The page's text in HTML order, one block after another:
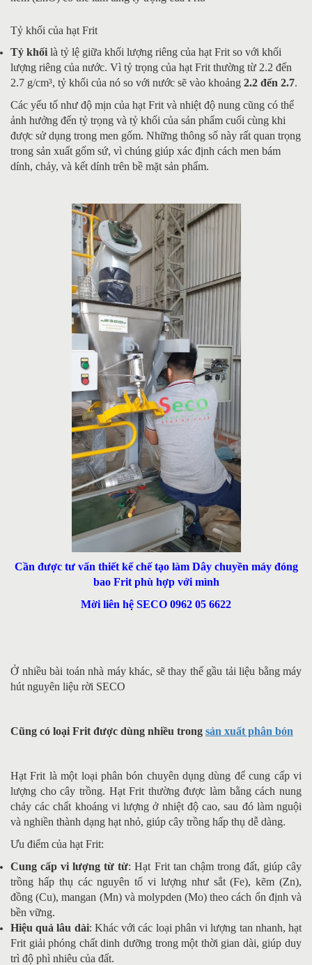
Tỷ khối của hạt Frit
Tỷ khối là tỷ lệ giữa khối lượng riêng của hạt Frit so với khối
lượng riêng của nước. Vì tỷ trọng của hạt Frit thường từ 2.2 đến
2.7 g/cm³, tỷ khối của nó so với nước sẽ vào khoảng 2.2 đến 2.7.
Các yếu tố như độ mịn của hạt Frit và nhiệt độ nung cũng có thể
ảnh hưởng đến tỷ trọng và tỷ khối của sản phẩm cuối cùng khi
được sử dụng trong men gốm. Những thông số này rất quan trọng
trong sản xuất gốm sứ, vì chúng giúp xác định cách men bám
dính, chảy, và kết dính trên bề mặt sản phẩm.
Cần được tư vấn thiết kế chế tạo làm Dây chuyền máy đóng
bao Frit phù hợp với mình
Mời liên hệ SECO 0962 05 6622
Ở nhiều bài toán nhà máy khác, sẽ thay thế gầu tải liệu bằng máy
hút nguyên liệu rời SECO
Cũng có loại Frit được dùng nhiều trong sản xuất phân bón
Hạt Frit là một loại phân bón chuyên dụng dùng để cung cấp vi
lượng cho cây trồng. Hạt Frit thường được làm bằng cách nung
chảy các chất khoáng vi lượng ở nhiệt độ cao, sau đó làm nguội
và nghiền thành dạng hạt nhỏ, giúp cây trồng hấp thụ dễ dàng.
Ưu điểm của hạt Frit:
Cung cấp vi lượng từ từ: Hạt Frit tan chậm trong đất, giúp cây
trồng hấp thụ các nguyên tố vi lượng như sắt (Fe), kẽm (Zn),
đồng (Cu), mangan (Mn) và molypden (Mo) theo cách ổn định và
bền vững.
Hiệu quả lâu dài: Khác với các loại phân vi lượng tan nhanh, hạt
Frit giải phóng chất dinh dưỡng trong một thời gian dài, giúp duy
trì độ phì nhiêu của đất.